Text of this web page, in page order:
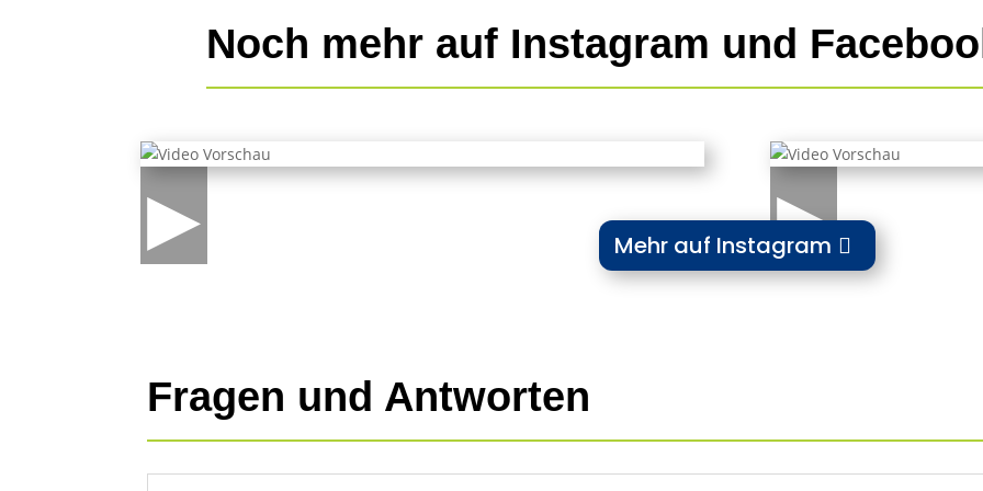
Noch mehr auf Instagram und
▶ ▶
Mehr auf Instagram
Fragen und Antworten